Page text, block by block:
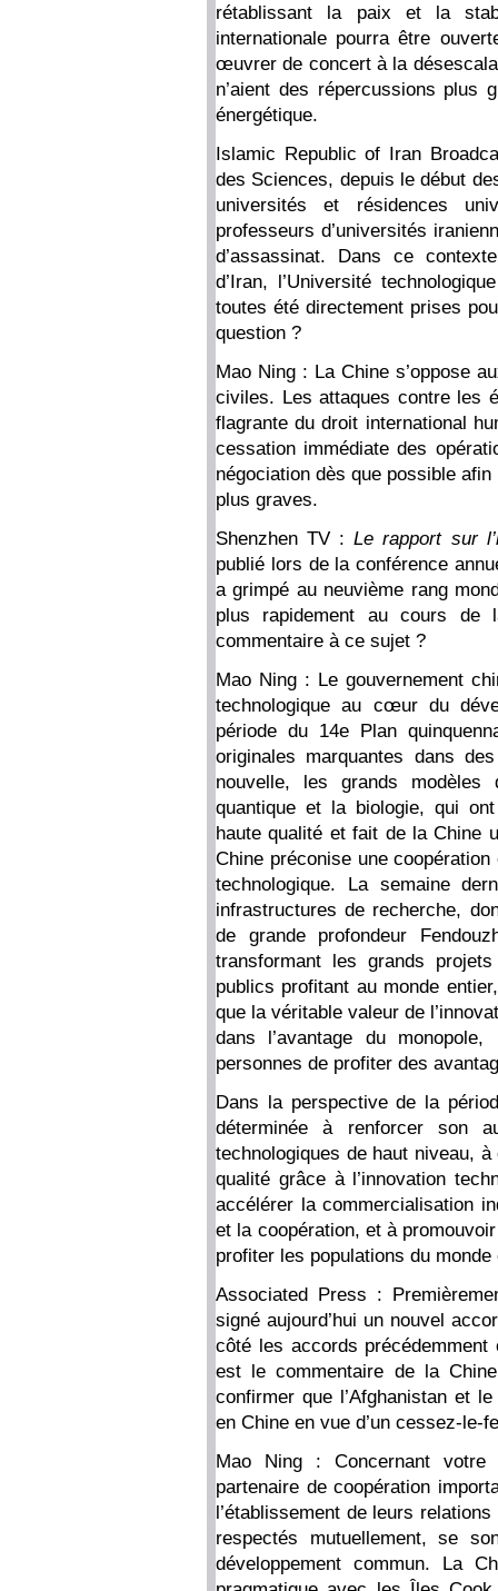
rétablissant la paix et la
internationale pourra être
œuvrer de concert à la
n’aient des répercussions plus
énergétique.
Islamic Republic of Iran
des Sciences, depuis le début
universités et résidences
professeurs d’universités
d’assassinat. Dans ce
d’Iran, l’Université
toutes été directement prises
question ?
Mao Ning : La Chine s’oppose
civiles. Les attaques contre les
flagrante du droit international
cessation immédiate des
négociation dès que possible
plus graves.
Shenzhen TV :Le rapport sur
publié lors de la conférence
a grimpé au neuvième rang
plus rapidement au cours de
commentaire à ce sujet ?
Mao Ning : Le gouvernement
technologique au cœur du
période du 14e Plan
originales marquantes dans
nouvelle, les grands modèles
quantique et la biologie, qui
haute qualité et fait de la Chine
Chine préconise une
technologique. La semaine
infrastructures de recherche,
de grande profondeur
transformant les grands
publics profitant au monde
que la véritable valeur de
dans l’avantage du
personnes de profiter des
Dans la perspective de la
déterminée à renforcer son
technologiques de haut niveau,
qualité grâce à l’innovation
accélérer la commercialisation
et la coopération, et à
profiter les populations du
Associated Press :
signé aujourd’hui un nouvel
côté les accords
est le commentaire de la
confirmer que l’Afghanistan et
en Chine en vue d’un cessez-le-
Mao Ning : Concernant
partenaire de coopération
l’établissement de leurs
respectés mutuellement, se
développement commun. La